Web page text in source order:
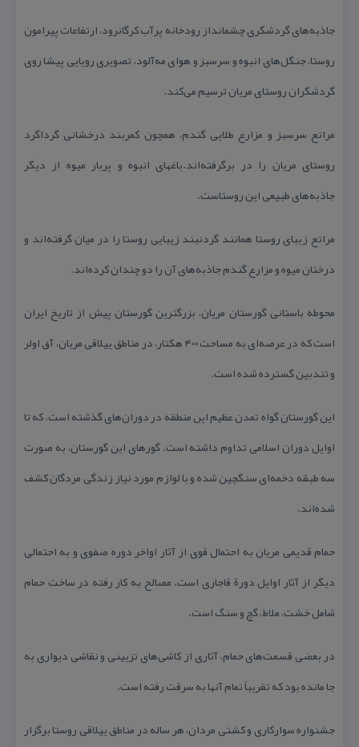
جاذبه‏‌های گردشگری چشم‏انداز رودخانه پرآب كرگانرود، ارتفاعات پیرامون
روستا، جنگل‏‌های انبوه و سرسبز و هوای مه‌‏آلود، تصویری رویایی پیشا روی
گردشگران روستای مریان ترسیم می‏‌كند.
مراتع سرسبز و مزارع طلایی گندم، همچون كمربند درخشانی گرداگرد
روستای مریان را در برگرفته‏‌اند.باغ‏های انبوه و پربار میوه از دیگر
جاذبه‌‏های طبیعی این روستاست.
مراتع زیبای روستا همانند گردنبند زیبایی روستا را در میان گرفته‏‌اند و
درختان میوه و مزارع گندم جاذبه‌‏های آن را دو چندان كرده‌‏اند.
محوطه باستانی گورستان مریان، بزرگترین گورستان پیش از تاریخ ایران
است كه در عرصه‌‏ای به مساحت ۴۰۰ هكتار، در مناطق ییلاقی مریان، آق اولر
و تندبین گسترده شده است.
این گورستان گواه تمدن عظیم این منطقه در دوران‏‌های گذشته است، كه تا
اوایل دوران اسلامی تداوم داشته است. گورهای این گورستان، به صورت
سه طبقه دخمه‌‏ای سنگچین شده و با لوازم مورد نیاز زندگی مردگان كشف
شده‌‏اند.
حمام قدیمی مریان به احتمال قوی از آثار اواخر دوره صفوی و به احتمالی
دیگر از آثار اوایل دورة قاجاری است. مصالح به كار رفته در ساخت حمام
شامل خشت، ملاط، گچ و سنگ است.
در بعضی قسمت‏‌های حمام، آثاری از كاشی‏‌های تزیینی و نقاشی دیواری به
جا مانده بود كه تقریباً تمام آن‏ها به سرقت رفته است.
جشنواره سواركاری و كشتی مردان، هر ساله در مناطق ییلاقی روستا برگزار